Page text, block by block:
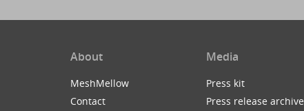
About
MeshMellow
Contact
Media
Press kit
Press release archive